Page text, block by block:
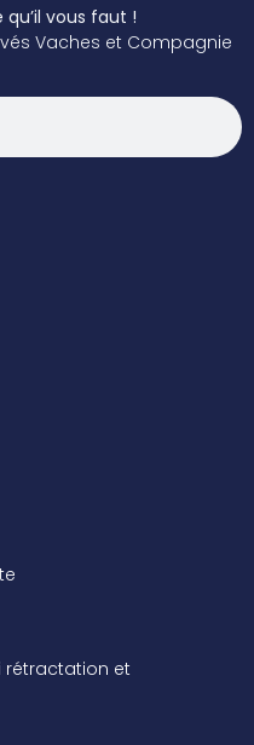
vous faut !
Vaches et Compagnie
rétractation et